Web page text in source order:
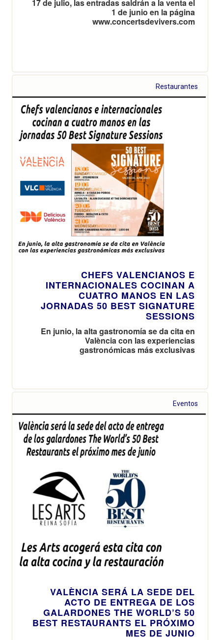
17 de julio, las entradas saldrán a la venta el
1 de junio en la página
www.concertsdevivers.com
Restaurantes
CHEFS VALENCIANOS E
INTERNACIONALES COCINAN A
CUATRO MANOS EN LAS
JORNADAS 50 BEST SIGNATURE
SESSIONS
En junio, la alta gastronomía se da cita en
València con las experiencias
gastronómicas más exclusivas
Eventos
VALÈNCIA SERÁ LA SEDE DEL
ACTO DE ENTREGA DE LOS
GALARDONES THE WORLD’S 50
BEST RESTAURANTS EL PRÓXIMO
MES DE JUNIO